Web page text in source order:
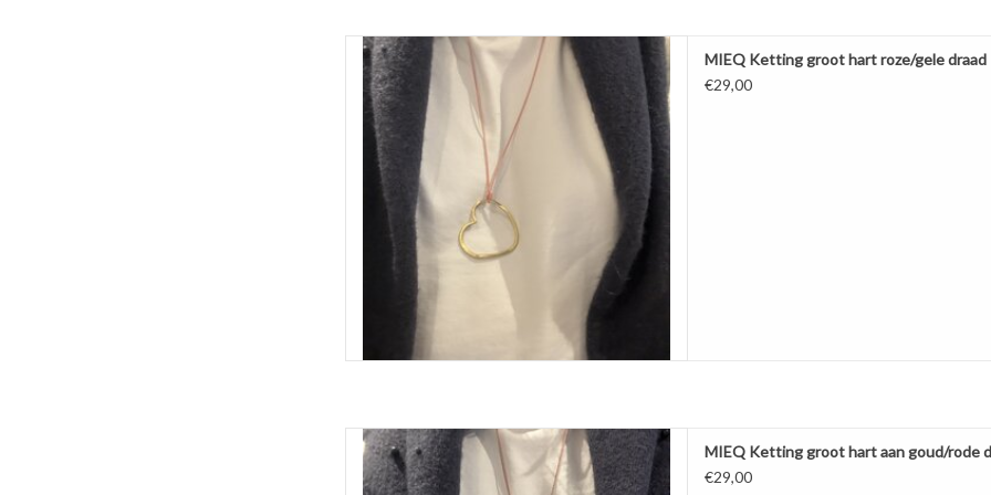
Ketting hart gemaakt door MIEQ. Het hart is lekker
groot en hangt aan een roze/geel draad. De ketting is
in lengte verstelbaar middels een schuifknoopje.
Afwerking met parels. Heerlijke ketting! Draagt
makkelijk en is licht.
Het hart is gemaakt van messi
TOEVOEGEN AAN WINKELWAGEN
MIEQ Ketting groot hart roze/gele draad
€29,00
Ketting hart gemaakt door MIEQ. Het hart is lekker
groot en hangt aan een goud/rode draad. De ketting is
in lengte verstelbaar middels een schuifknoopje.
MIEQ Ketting groot hart aan goud/rode
€29,00